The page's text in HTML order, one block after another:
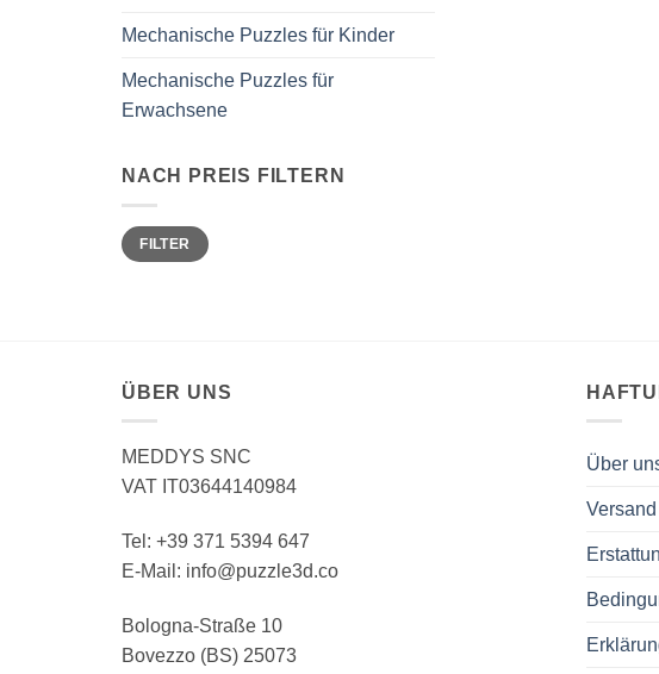
Mechanische Puzzles für Kinder
Mechanische Puzzles für
Erwachsene
NACH PREIS FILTERN
Min.
Preis
Max.
PreisFILTER
ÜBER UNS
MEDDYS SNC
VAT IT03644140984
Tel: +39 371 5394 647
E-Mail: info@puzzle3d.co
Bologna-Straße 10
Bovezzo (BS) 25073
Über